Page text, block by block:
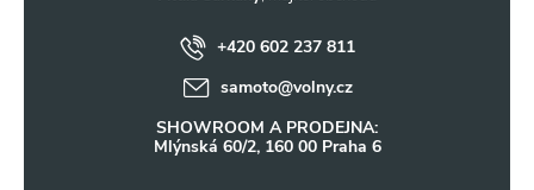
+420 602 237 811
samoto@volny.cz
SHOWROOM A PRODEJNA:
Mlýnská 60/2, 160 00 Praha 6